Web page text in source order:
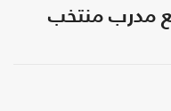
مدرب منتخب